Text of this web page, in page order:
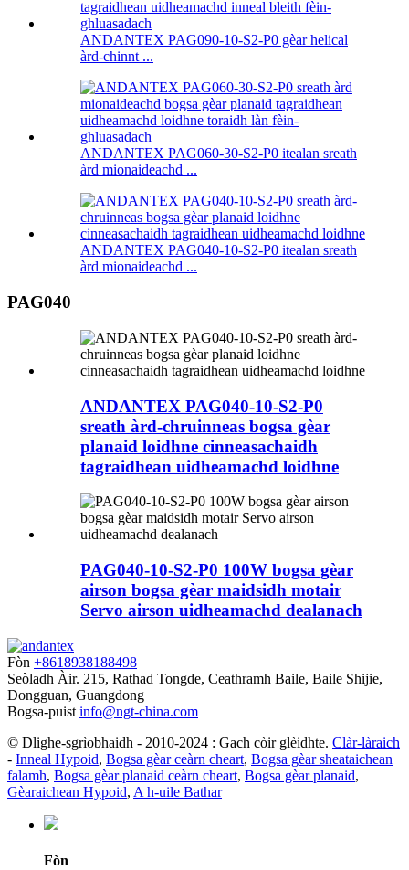
ANDANTEX PAG090-10-S2-P0 gèar helical
àrd-chinnt ...
ANDANTEX PAG060-30-S2-P0 itealan sreath
àrd mionaideachd ...
ANDANTEX PAG040-10-S2-P0 itealan sreath
àrd mionaideachd ...
PAG040
ANDANTEX PAG040-10-S2-P0
sreath àrd-chruinneas bogsa gèar
planaid loidhne cinneasachaidh
tagraidhean uidheamachd loidhne
PAG040-10-S2-P0 100W bogsa gèar
airson bogsa gèar maidsidh motair
Servo airson uidheamachd dealanach
Fòn +8618938188498
Seòladh Àir. 215, Rathad Tongde, Ceathramh Baile, Baile Shijie,
Dongguan, Guangdong
Bogsa-puist info@ngt-china.com
© Dlighe-sgrìobhaidh - 2010-2024 : Gach còir glèidhte. Clàr-làraich
- Inneal Hypoid, Bogsa gèar ceàrn cheart, Bogsa gèar sheataichean
falamh, Bogsa gèar planaid ceàrn cheart, Bogsa gèar planaid,
Gèaraichean Hypoid, A h-uile Bathar
Fòn